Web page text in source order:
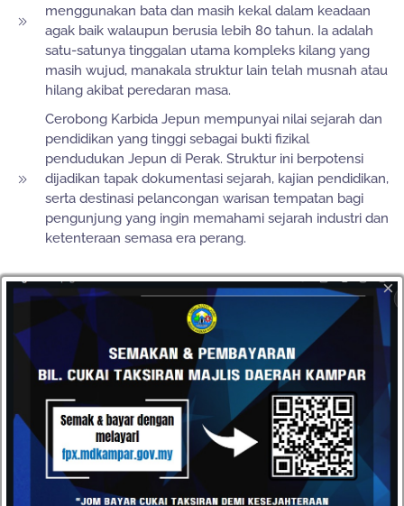
menggunakan bata dan masih kekal dalam keadaan
agak baik walaupun berusia lebih 80 tahun. Ia adalah
satu-satunya tinggalan utama kompleks kilang yang
masih wujud, manakala struktur lain telah musnah atau
hilang akibat peredaran masa.
Cerobong Karbida Jepun mempunyai nilai sejarah dan
pendidikan yang tinggi sebagai bukti fizikal
pendudukan Jepun di Perak. Struktur ini berpotensi
dijadikan tapak dokumentasi sejarah, kajian pendidikan,
serta destinasi pelancongan warisan tempatan bagi
pengunjung yang ingin memahami sejarah industri dan
ketenteraan semasa era perang.
SUMBER RUJUKAN
Pejabat Daerah dan Tanah Kampar
Unit Perhubungan Korporat dan Pelancongan, Majlis
Daerah Kampar
×